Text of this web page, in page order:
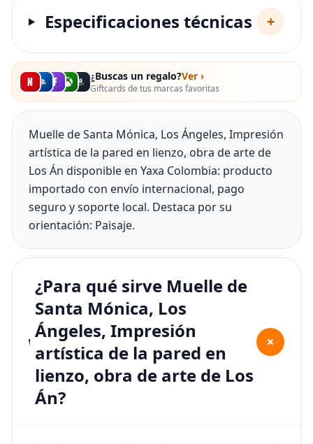
Especificaciones técnicas +
¿Buscas un regalo?Ver ›
Giftcards de tus marcas favoritas
Muelle de Santa Mónica, Los Ángeles, Impresión
artística de la pared en lienzo, obra de arte de
Los Án disponible en Yaxa Colombia: producto
importado con envío internacional, pago
seguro y soporte local. Destaca por su
orientación: Paisaje.
¿Para qué sirve Muelle de
Santa Mónica, Los
Ángeles, Impresión
artística de la pared en
lienzo, obra de arte de Los
Án?
+